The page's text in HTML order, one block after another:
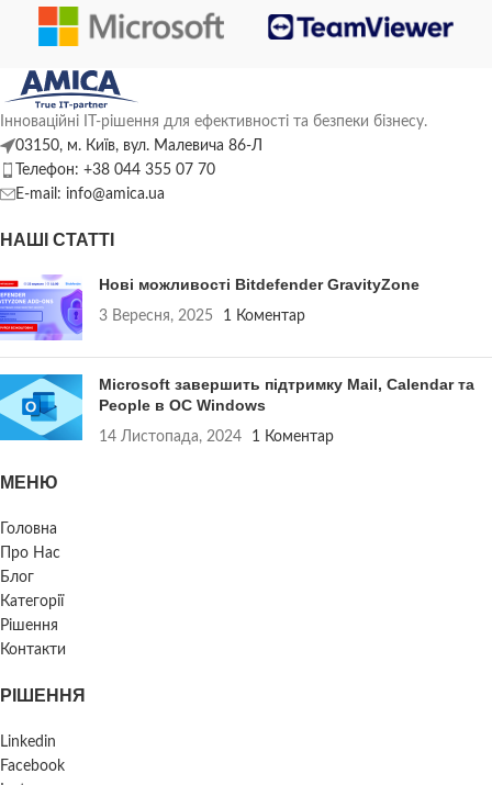
Інноваційні ІТ-рішення для ефективності та безпеки бізнесу.
03150, м. Київ, вул. Малевича 86-Л
Телефон: +38 044 355 07 70
E-mail: info@amica.ua
НАШІ СТАТТІ
Нові можливості Bitdefender GravityZone
3 Вересня, 2025 1 Коментар
Microsoft завершить підтримку Mail, Calendar та
People в ОС Windows
14 Листопада, 2024 1 Коментар
МЕНЮ
Головна
Про Нас
Блог
Категорії
Рішення
Контакти
РІШЕННЯ
Linkedin
Facebook